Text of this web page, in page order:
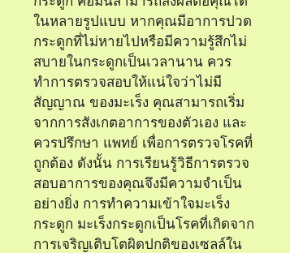
ในหลายรูปแบบ หากคุณมีอาการปวด
กระดูกที่ไม่หายไปหรือมีความรู้สึกไม่
สบายในกระดูกเป็นเวลานาน ควร
ทำการตรวจสอบให้แน่ใจว่าไม่มี
สัญญาณ ของมะเร็ง คุณสามารถเริ่ม
จากการสังเกตอาการของตัวเอง และ
ควรปรึกษา แพทย์ เพื่อการตรวจโรคที่
ถูกต้อง ดังนั้น การเรียนรู้วิธีการตรวจ
สอบอาการของคุณจึงมีความจำเป็น
อย่างยิ่ง การทำความเข้าใจมะเร็ง
กระดูก มะเร็งกระดูกเป็นโรคที่เกิดจาก
การเจริญเติบโตผิดปกติของเซลล์ใน